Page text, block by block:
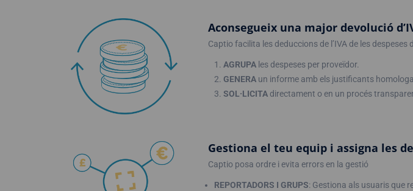
Aconsegueix una major devolució
Captio facilita les deduccions de l’IVA de les despeses
AGRUPA les despeses per proveïdor.
GENERA un informe amb els justificants
SOL·LICITA directament o en un procés
Gestiona el teu equip i assigna les
Captio posa ordre i evita errors en la gestió
REPORTADORS I GRUPS: Gestiona als usuaris que